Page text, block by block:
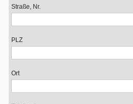
Straße, Nr.
PLZ
Ort